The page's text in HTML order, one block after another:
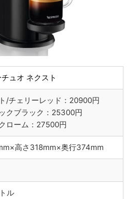
ュオ ネクスト
/チェリーレッド：20900円
クブラック：25300円
ローム：27500円
高さ318mm×奥行374mm
ル